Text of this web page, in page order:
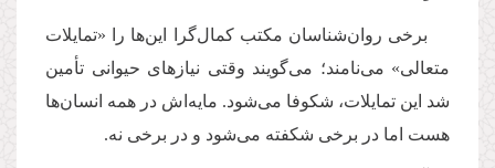
برخی روان‌شناسان مکتب کمال‌گرا این‌ها را «تمایلات
متعالی» می‌نامند؛ می‌گویند وقتی نیازهای حیوانی تأمین
شد این تمایلات، شکوفا می‌شود. مایه‌اش در همه انسان‌ها
هست اما در برخی شکفته می‌شود و در برخی نه.